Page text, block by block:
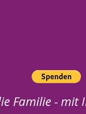
Familie - mit